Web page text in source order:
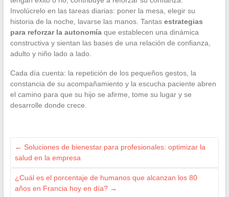
Involúcrelo en las tareas diarias: poner la mesa, elegir su
historia de la noche, lavarse las manos. Tantas estrategias
para reforzar la autonomíaque establecen una dinámica
constructiva y sientan las bases de una relación de confianza,
adulto y niño lado a lado.
Cada día cuenta: la repetición de los pequeños gestos, la
constancia de su acompañamiento y la escucha paciente abren
el camino para que su hijo se afirme, tome su lugar y se
desarrolle donde crece.
← Soluciones de bienestar para profesionales: optimizar la
salud en la empresa
¿Cuál es el porcentaje de humanos que alcanzan los 80
años en Francia hoy en día? →